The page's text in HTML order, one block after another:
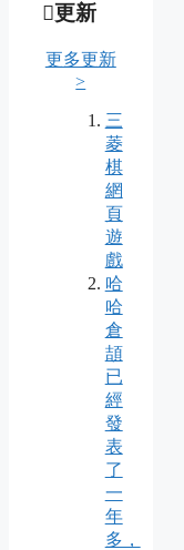
更新
更多更新
>
三
菱
棋
網
頁
遊
戲
哈
哈
倉
頡
已
經
發
表
了
一
年
多，